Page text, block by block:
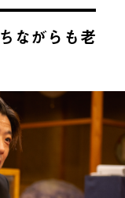
ながらも老